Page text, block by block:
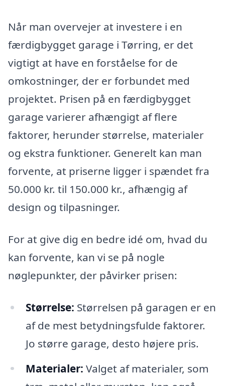
Når man overvejer at investere i en
færdigbygget garage i Tørring, er det
vigtigt at have en forståelse for de
omkostninger, der er forbundet med
projektet. Prisen på en færdigbygget
garage varierer afhængigt af flere
faktorer, herunder størrelse, materialer
og ekstra funktioner. Generelt kan man
forvente, at priserne ligger i spændet fra
50.000 kr. til 150.000 kr., afhængig af
design og tilpasninger.
For at give dig en bedre idé om, hvad du
kan forvente, kan vi se på nogle
nøglepunkter, der påvirker prisen:
Størrelse: Størrelsen på garagen er en
af de mest betydningsfulde faktorer.
Jo større garage, desto højere pris.
Materialer: Valget af materialer, som